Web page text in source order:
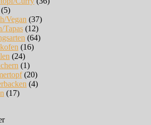
(5)
Vegan (37)
Tapas (12)
(64)
(16)
(24)
(1)
(20)
(4)
(17)